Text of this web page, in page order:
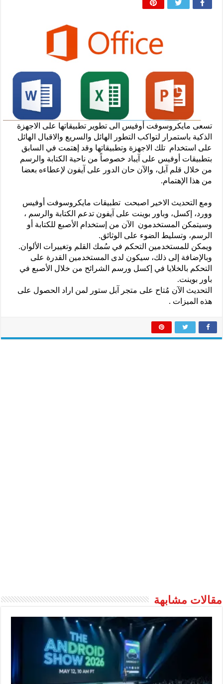
تسعى مايكروسوفت أوفيس الى تطوير تطبيقاتها على الاجهزة
الذكية باستمرار لتواكب التطور الهائل والسريع والاقبال الهائل
على استخدام تلك الاجهزة وتطبيقاتها وقد إهتمت في السابق
بتطبيقات أوفيس على آيباد خصوصاً من ناحية الكتابة والرسم
من خلال قلم آبل، والآن حان الدور على آيفون لإعطاءه بعضا
من هذا الإهتمام.
ومع التحديث الاخير اصبحت تطبيقات مايكروسوفت أوفيس
وورد، إكسل، وباور بوينت على آيفون تدعم الكتابة والرسم ،
وسيتمكن المستخدمون الآن من إستخدام الأصبع للكتابة أو
الرسم، وتسليط الضوء على الوثائق.
ويمكن للمستخدمين التحكم في سُمك القلم وتغييرات الألوان.
وبالإضافة إلى ذلك، سيكون لدى المستخدمين القدرة على
التحكم بالخلايا في إكسل ورسم الشرائح من خلال الأصبع في
باور بوينت.
التحديث الآن مُتاح على متجر آبل ستور لمن اراد الحصول على
هذه الميزات .
مشابهة